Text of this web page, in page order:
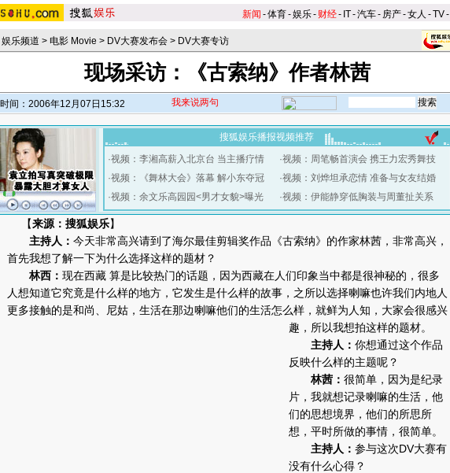
新闻 -体育-娱乐- 财经- IT-汽车- 房产-女人 -TV-
娱乐频道 > 电影 Movie > DV大赛发布会 > DV大赛专访
现场采访：《古索纳》作者林茜
时间：2006年12月07日15:32 我来说两句
搜狐娱乐播报视频推荐
·视频：李湘高薪入北京台 当主播疗情
·视频：《舞林大会》落幕 解小东夺冠
·视频：余文乐高园园<男才女貌>曝光
·视频：周笔畅首演会 携王力宏秀舞技
·视频：刘烨坦承恋情 准备与女友结婚
·视频：伊能静穿低胸装与周董扯关系
【来源：搜狐娱乐】
主持人： 今天非常高兴请到了海尔最佳剪辑奖作品《古索纳》的作家林茜，非常高兴，
首先我想了解一下为什么选择这样的题材？
林西： 现在西藏 算是比较热门的话题，因为西藏在人们印象当中都是很神秘的，很多
人想知道它究竟是什么样的地方，它发生是什么样的故事，之所以选择喇嘛也许我们内地人
更多接触的是和尚、尼姑，生活在那边喇嘛他们的生活怎么样，就鲜为人知，大家会很感兴
趣，所以我想拍这样的题材。
主持人： 你想通过这个作品
反映什么样的主题呢？
林茜： 很简单，因为是纪录
片，我就想记录喇嘛的生活，他
们的思想境界，他们的所思所
想，平时所做的事情，很简单。
主持人： 参与这次DV大赛有
没有什么心得？